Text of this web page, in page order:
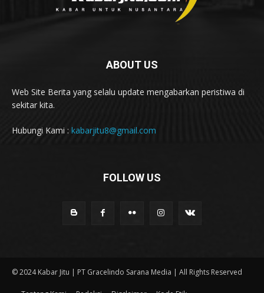
ABOUT US
Web Site Berita yang selalu update mengabarkan peristiwa di
sekitar kita.
Hubungi Kami : kabarjitu8@gmail.com
FOLLOW US
© 2024 Kabar Jitu | PT Gracelindo Sarana Media | All Rights Reserved